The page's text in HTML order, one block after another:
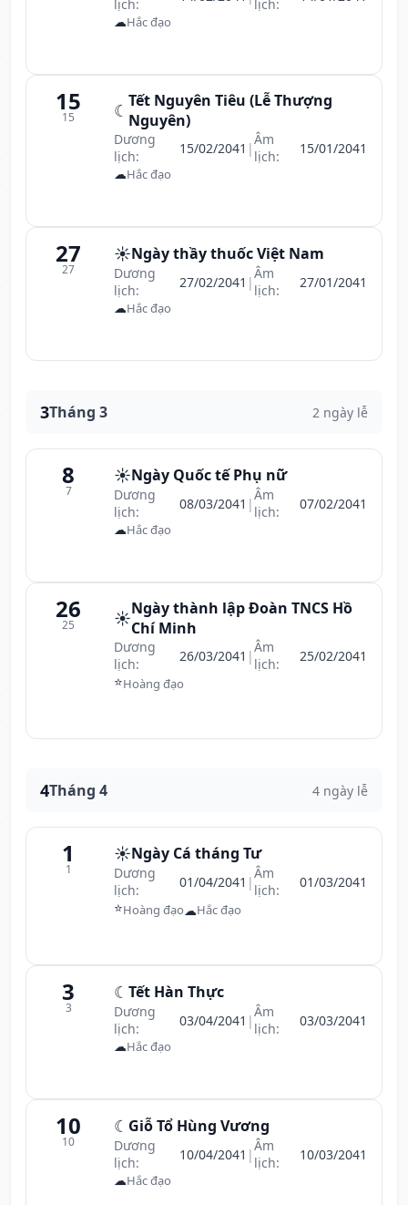
lịch:
lịch:
☁Hắc đạo
15
15 ☾ Tết Nguyên Tiêu (Lễ Thượng
Nguyên)
Dương
lịch:
15/02/2041 |Âm
lịch:
15/01/2041
☁Hắc đạo
27
27
☀️Ngày thầy thuốc Việt Nam
Dương
lịch:
27/02/2041 |Âm
lịch:
27/01/2041
☁Hắc đạo
3Tháng 3 2 ngày lễ
8
7
☀️Ngày Quốc tế Phụ nữ
Dương
lịch:
08/03/2041 |Âm
lịch:
07/02/2041
☁Hắc đạo
26
25 ☀️Ngày thành lập Đoàn TNCS Hồ
Chí Minh
Dương
lịch:
26/03/2041 |Âm
lịch:
25/02/2041
⭐Hoàng đạo
4Tháng 4 4 ngày lễ
1
1
☀️Ngày Cá tháng Tư
Dương
lịch:
01/04/2041 |Âm
lịch:
01/03/2041
⭐Hoàng đạo☁Hắc đạo
3
3
☾ Tết Hàn Thực
Dương
lịch:
03/04/2041 |Âm
lịch:
03/03/2041
☁Hắc đạo
10
10
☾ Giỗ Tổ Hùng Vương
Dương
lịch:
10/04/2041 |Âm
lịch:
10/03/2041
☁Hắc đạo